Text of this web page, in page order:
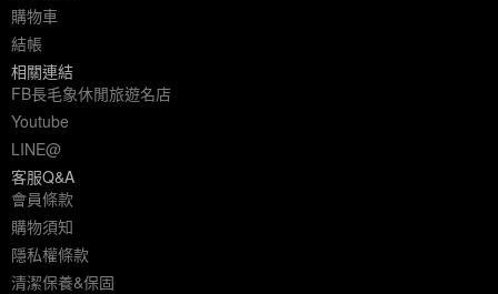
購物車
結帳
相關連結
FB長毛象休閒旅遊名店
Youtube
LINE@
客服Q&A
會員條款
購物須知
隱私權條款
清潔保養&保固